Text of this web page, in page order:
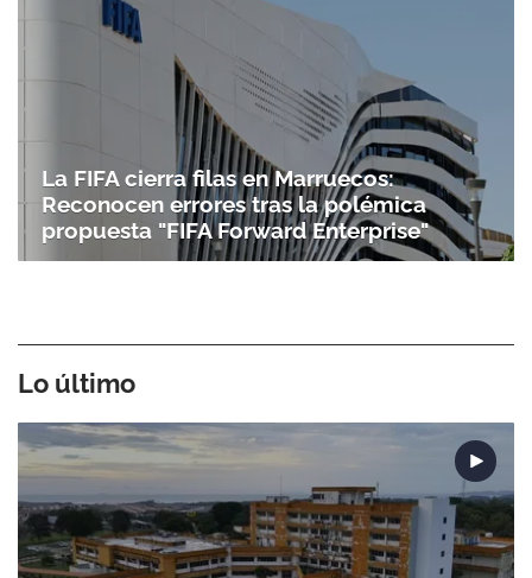
La FIFA cierra filas en Marruecos:
Reconocen errores tras la polémica
propuesta "FIFA Forward Enterprise"
Lo último